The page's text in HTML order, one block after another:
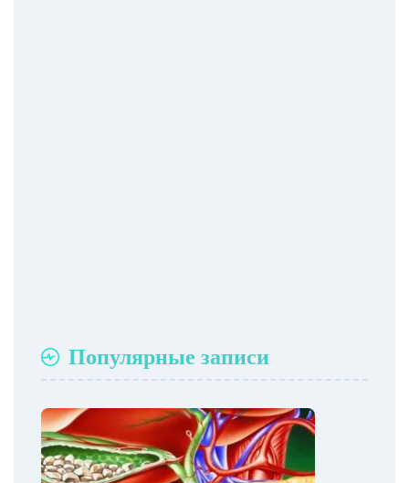
Популярные записи